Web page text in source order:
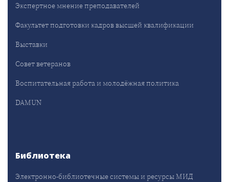
Экспертное мнение преподавателей
Факультет подготовки кадров высшей квалификации
Выставки
Совет ветеранов
Воспитательная работа и молодёжная политика
DAMUN
Библиотека
Электронно-библиотечные системы и ресурсы МИД